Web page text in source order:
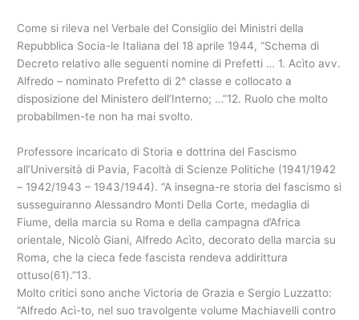
Come si rileva nel Verbale del Consiglio dei Ministri della
Repubblica Socia-le Italiana del 18 aprile 1944, “Schema di
Decreto relativo alle seguenti nomine di Prefetti … 1. Acìto avv.
Alfredo – nominato Prefetto di 2^ classe e collocato a
disposizione del Ministero dell’Interno; …”12. Ruolo che molto
probabilmen-te non ha mai svolto.
Professore incaricato di Storia e dottrina del Fascismo
all’Università di Pavia, Facoltà di Scienze Politiche (1941/1942
– 1942/1943 – 1943/1944). “A insegna-re storia del fascismo si
susseguiranno Alessandro Monti Della Corte, medaglia di
Fiume, della marcia su Roma e della campagna d’Africa
orientale, Nicolò Giani, Alfredo Acìto, decorato della marcia su
Roma, che la cieca fede fascista rendeva addirittura
ottuso(61).”13.
Molto critici sono anche Victoria de Grazia e Sergio Luzzatto:
“Alfredo Acì-to, nel suo travolgente volume Machiavelli contro